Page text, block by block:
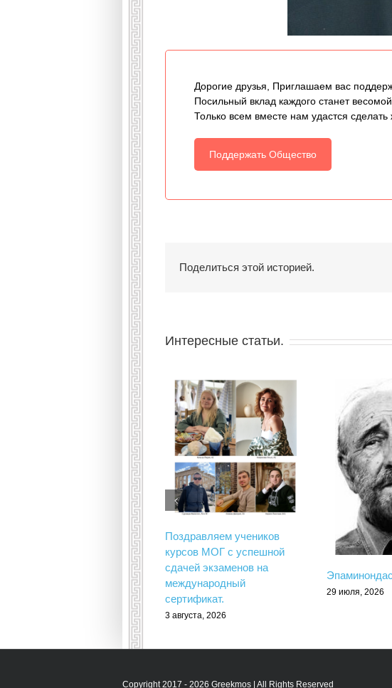
Дорогие друзья, Приглашаем вас
Посильный вклад каждого станет
Только всем вместе нам удастся
Поддержать Общество
Поделиться этой историей.
Интересные статьи.
Поздравляем учеников
курсов МОГ с успешной
сдачей экзаменов на
международный
сертификат.
3 августа, 2026
29 июля, 2026
Copyright 2017 - 2026 Greekmos | All Rights Reserved